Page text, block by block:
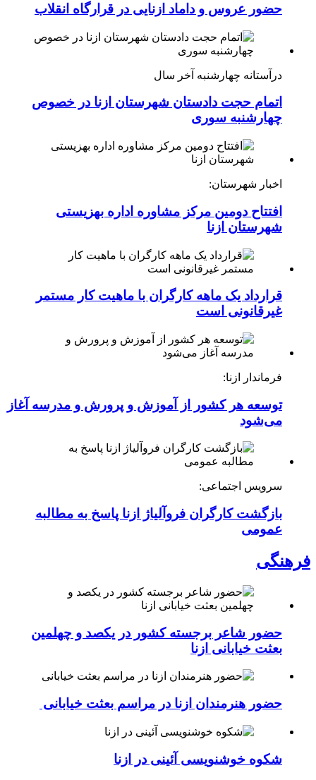
حضور عروس و داماد ازنایی در قرارگاه انقلاب
درآستانه چهارشنبه آخر سال
اتمام حجت دادستان شهرستان ازنا در خصوص
چهارشنبه ‌سوری
اخبار شهرستان:
افتتاح دومین مرکز مشاوره اداره بهزیستی
شهرستان ازنا
قرارداد یک ماهه کارگران با ماهیت کار مستمر
غیرقانونی است
فرماندار ازنا:
توسعه هر کشور از آموزش و پرورش و مدرسه آغاز
می‌شود
سرویس اجتماعی:
بازگشت کارگران فروآلیاژ ازنا پاسخ به مطالبه
عمومی
فرهنگی
حضور شاعر برجسته کشور در یکصد و چهلمین
بعثت خیابانی ازنا
حضور هنرمندان ازنا در مراسم بعثت خیابانی
شکوه خوشنویسی آئینی در ازنا